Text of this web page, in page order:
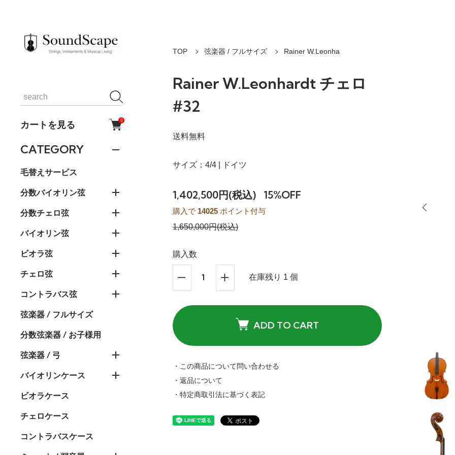
カートを見る 0
CATEGORY
毛替えサービス
分数バイオリン弦
分数チェロ弦
バイオリン弦
ビオラ弦
チェロ弦
コントラバス弦
弦楽器 / フルサイズ
分数弦楽器 / お子様用
弦楽器 / 弓
バイオリンケース
ビオラケース
チェロケース
コントラバスケース
TOP 弦楽器 / フルサイズ Rainer W.Leonha
Rainer W.Leonhardt チェロ
#32
送料無料
サイズ：4/4 | ドイツ
1,402,500円(税込) 15%OFF
購入で 14025 ポイント付与
1,650,000円(税込)
購入数
在庫残り 1 個
ADD TO CART
・この商品について問い合わせる
・返品について
・特定商取引法に基づく表記